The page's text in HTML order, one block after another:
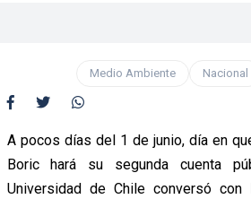
Medio Ambiente Nacional
A pocos días del 1 de junio, día en
Boric hará su segunda cuenta
Universidad de Chile conversó con